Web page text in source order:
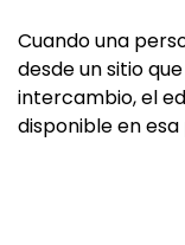
Cuando una
desde un sitio
intercambio, el
disponible en esa